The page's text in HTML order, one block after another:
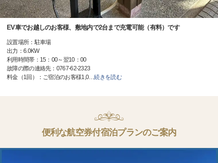
EV車でお越しのお客様、敷地内で2台まで充電可能（有料）です
設置場所：駐車場
出力：6.0KW
利用時間帯：15：00～翌10：00
故障の際の連絡先：0767-62-2323
料金（1回）：ご宿泊のお客様1,0…続きを読む
便利な航空券付宿泊プランのご案内